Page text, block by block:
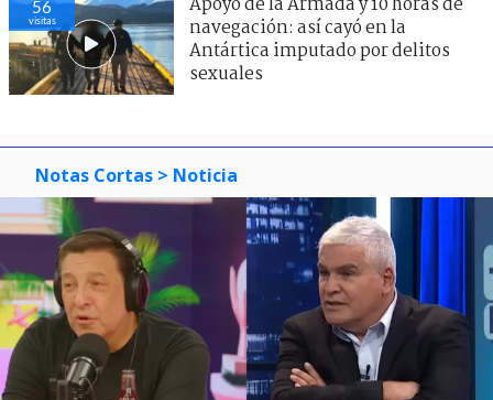
56
visitas
navegación: así cayó en la
Antártica imputado por delitos
sexuales
Notas Cortas > Noticia